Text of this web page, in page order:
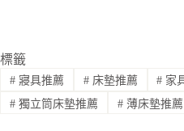
標籤
#寢具推薦 #床墊推薦 # 家
#獨立筒床墊推薦 #薄床墊推薦